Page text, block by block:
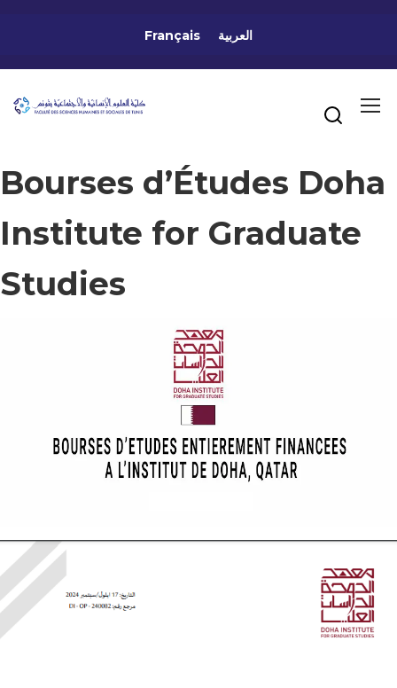
Français العربية
Bourses d’Études Doha
Institute for Graduate
Studies